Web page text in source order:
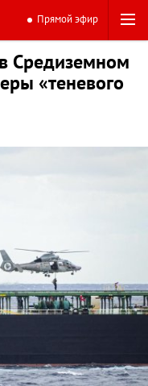
Прямой эфир
Средиземном
«теневого